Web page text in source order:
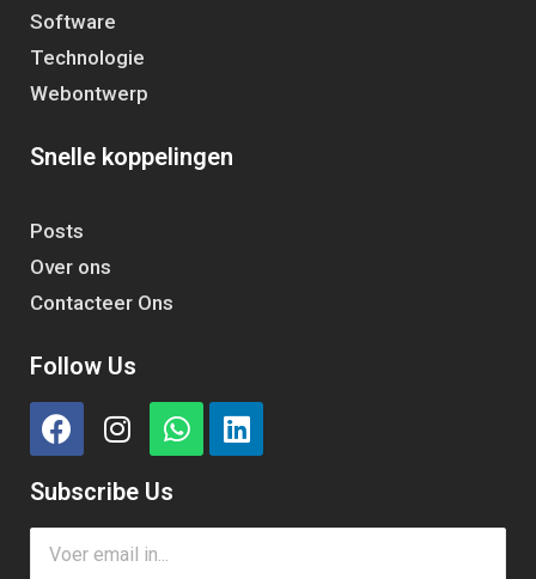
Software
Technologie
Webontwerp
Snelle koppelingen
Posts
Over ons
Contacteer Ons
Follow Us
Subscribe Us